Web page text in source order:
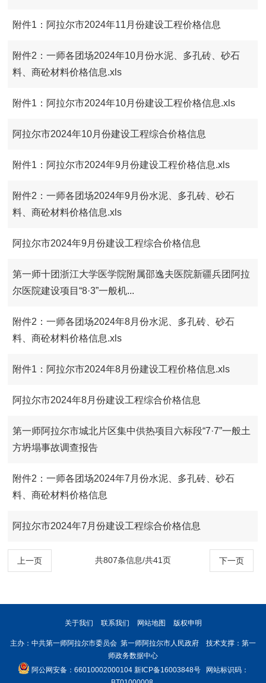
附件1：阿拉尔市2024年11月份建设工程价格信息
附件2：一师各团场2024年10月份水泥、多孔砖、砂石
料、商砼材料价格信息.xls
附件1：阿拉尔市2024年10月份建设工程价格信息.xls
阿拉尔市2024年10月份建设工程综合价格信息
附件1：阿拉尔市2024年9月份建设工程价格信息.xls
附件2：一师各团场2024年9月份水泥、多孔砖、砂石
料、商砼材料价格信息.xls
阿拉尔市2024年9月份建设工程综合价格信息
第一师十团浙江大学医学院附属邵逸夫医院新疆兵团阿拉
尔医院建设项目“8·3”一般机...
附件2：一师各团场2024年8月份水泥、多孔砖、砂石
料、商砼材料价格信息.xls
附件1：阿拉尔市2024年8月份建设工程价格信息.xls
阿拉尔市2024年8月份建设工程综合价格信息
第一师阿拉尔市城北片区集中供热项目六标段“7·7”一般土
方坍塌事故调查报告
附件2：一师各团场2024年7月份水泥、多孔砖、砂石
料、商砼材料价格信息
阿拉尔市2024年7月份建设工程综合价格信息
上一页 下一页
共807条信息/共41页
关于我们 联系我们 网站地图 版权申明
主办：中共第一师阿拉尔市委员会 第一师阿拉尔市人民政府 技术支撑：第一
师政务数据中心
阿公网安备：66010002000104 新ICP备16003848号网站标识码：